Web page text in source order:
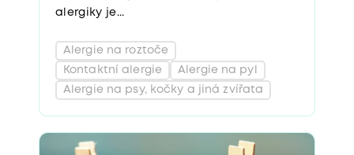
alergiky je...
Alergie na psy, kočky a jiná zvířata
Kontaktní alergie Alergie na pyl
Alergie na roztoče